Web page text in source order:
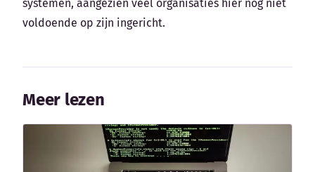
systemen, aangezien veel organisaties hier nog niet
voldoende op zijn ingericht.
Meer lezen